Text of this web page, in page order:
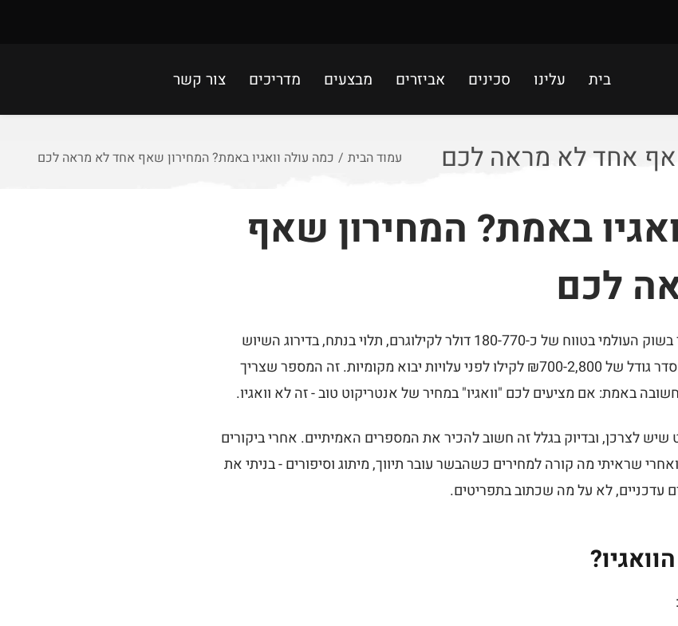
בית עלינו סכינים אביזרים מבצעים מדריכים צור קשר
אחד לא מראה לכם עמוד הבית / כמה עולה וואגיו באמת? המחירון שאף אחד לא מראה לכם
באמת? המחירון שאף
לכם
בדירוג A5 נמכר בשוק העולמי בטווח של כ-180-770 דולר לקילוגרם, תלוי בנתח, בדירוג השיוש
(BMS) ובמותג המקור - בשקלים, סדר גודל של ₪700-2,800 לקילו לפני עלויות יבוא מקומיות. זה המספר שצריך
באמת: אם מציעים לכם "וואגיו" במחיר של אנטריקוט טוב - זה לא וואגיו.
לצרכן, ובדיוק בגלל זה חשוב להכיר את המספרים האמיתיים. אחרי ביקורים
שראיתי מה קורה למחירים כשהבשר עובר תיווך, מיתוג וסיפורים - בניתי את
עדכניים, לא על מה שכתוב בתפריטים.